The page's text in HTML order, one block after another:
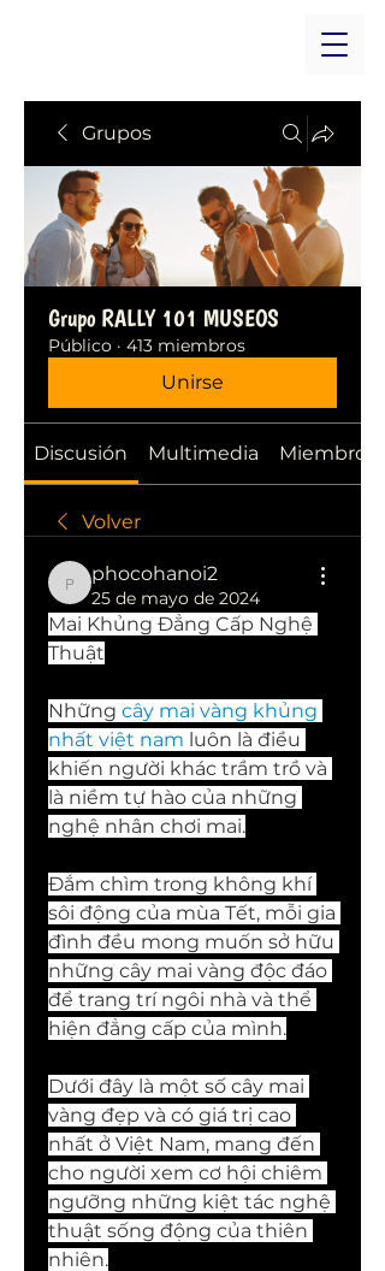
Grupos
Grupo RALLY 101 MUSEOS
Público · 413 miembros
Unirse
Discusión Multimedia Miembros
Volver
phocohanoi2
phocohanoi2
25 de mayo de 2024
Mai Khủng Đẳng Cấp Nghệ
Thuật
Những cây mai vàng khủng
nhất việt nam luôn là điều
khiến người khác trầm trồ và
là niềm tự hào của những
nghệ nhân chơi mai.
Đắm chìm trong không khí
sôi động của mùa Tết, mỗi gia
đình đều mong muốn sở hữu
những cây mai vàng độc đáo
để trang trí ngôi nhà và thể
hiện đẳng cấp của mình.
Dưới đây là một số cây mai
vàng đẹp và có giá trị cao
nhất ở Việt Nam, mang đến
cho người xem cơ hội chiêm
ngưỡng những kiệt tác nghệ
thuật sống động của thiên
nhiên.